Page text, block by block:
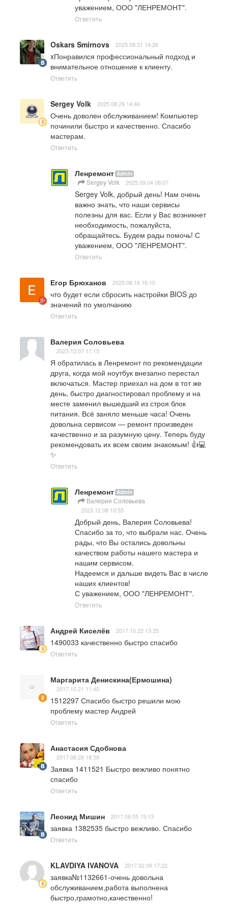
уважением, ООО "ЛЕНРЕМОНТ".
Ответить
Oskars Smirnovs 2025.08.31 14:26
xПонравился профессиональный подход и
внимательное отношение к клиенту.
Ответить
Sergey Volk 2025.08.29 14:46
Очень доволен обслуживанием! Компьютер
починили быстро и качественно. Спасибо
мастерам.
Ответить
Ленремонт Admin
Sergey Volk 2025.09.04 08:07
Sergey Volk, добрый день! Нам очень
важно знать, что наши сервисы
полезны для вас. Если у Вас возникнет
необходимость, пожалуйста,
обращайтесь. Будем рады помочь! С
уважением, ООО "ЛЕНРЕМОНТ".
Ответить
Егор Брюханов 2025.08.16 16:10
что будет если сбросить настройки BIOS до
значений по умолчанию
Ответить
Валерия Соловьева
2023.12.07 11:15
Я обратилась в Ленремонт по рекомендации
друга, когда мой ноутбук внезапно перестал
включаться. Мастер приехал на дом в тот же
день, быстро диагностировал проблему и на
месте заменил вышедший из строя блок
питания. Всё заняло меньше часа! Очень
довольна сервисом — ремонт произведен
качественно и за разумную цену. Теперь буду
рекомендовать их всем своим знакомым! 👍💻
✨
Ответить
Ленремонт Admin
Валерия Соловьева
2023.12.08 10:55
Добрый день, Валерия Соловьева!
Спасибо за то, что выбрали нас. Очень
рады, что Вы остались довольны
качеством работы нашего мастера и
нашим сервисом.
Надеемся и дальше видеть Вас в числе
наших клиентов!
С уважением, ООО "ЛЕНРЕМОНТ".
Ответить
Андрей Киселёв 2017.10.22 13:35
1490033 качественно быстро спасибо
Ответить
Маргарита Денискина(Ермошина)
2017.10.21 11:40
1512297 Спасибо быстро решили мою
проблему мастер Андрей
Ответить
Анастасия Сдобнова
2017.08.28 18:58
Заявка 1411521 Быстро вежливо понятно
спасибо
Ответить
Леонид Мишин 2017.08.05 15:13
заявка 1382535 быстро вежливо. Спасибо
Ответить
KLAVDIYA IVANOVA 2017.02.09 17:22
заявка№1132661-очень довольна
обслуживанием,работа выполнена
быстро,грамотно,качественно!